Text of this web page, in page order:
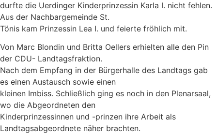
durfte die Uerdinger Kinderprinzessin Karla I. nicht fehlen.
Aus der Nachbargemeinde St.
Tönis kam Prinzessin Lea I. und feierte fröhlich mit.
Von Marc Blondin und Britta Oellers erhielten alle den Pin
der CDU- Landtagsfraktion.
Nach dem Empfang in der Bürgerhalle des Landtags gab
es einen Austausch sowie einen
kleinen Imbiss. Schließlich ging es noch in den Plenarsaal,
wo die Abgeordneten den
Kinderprinzessinnen und -prinzen ihre Arbeit als
Landtagsabgeordnete näher brachten.